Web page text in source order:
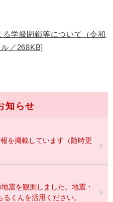
学級閉鎖等について（令和
／268KB]
知らせ
を掲載しています（随時更
震を観測しました。地震・
くんを活用ください。